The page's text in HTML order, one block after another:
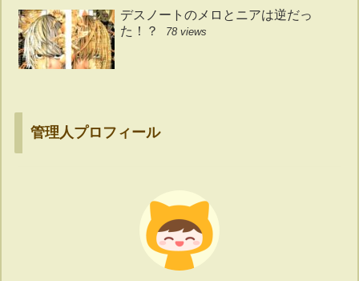
デスノートのメロとニアは逆だっ
た！？
78 views
管理人プロフィール